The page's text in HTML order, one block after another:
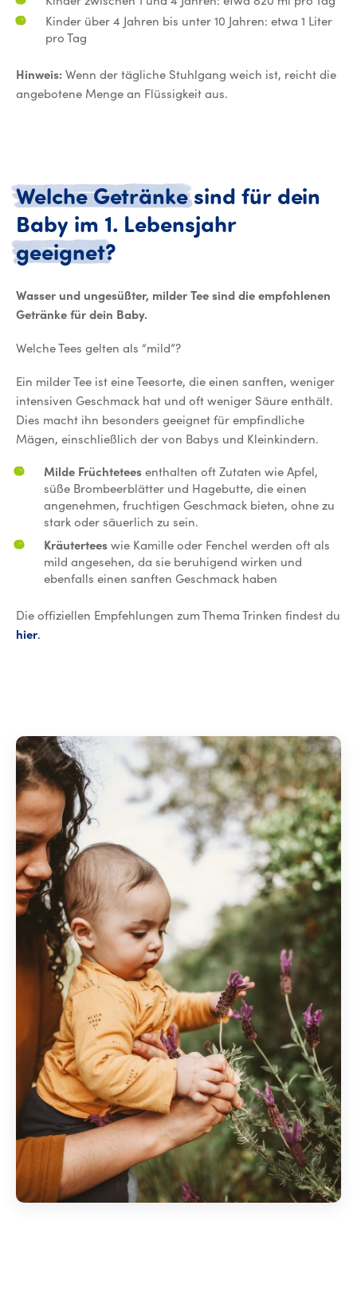
Kinder über 4 Jahren bis unter 10 Jahren: etwa 1 Liter
pro Tag
Hinweis: Wenn der tägliche Stuhlgang weich ist, reicht die
angebotene Menge an Flüssigkeit aus.
Welche Getränke sind für dein
Baby im 1. Lebensjahr
geeignet?Welche Getränke sind
Wasser und ungesüßter, milder Tee sind die empfohlenen
Getränke für dein Baby.
Welche Tees gelten als “mild”?
Ein milder Tee ist eine Teesorte, die einen sanften, weniger
intensiven Geschmack hat und oft weniger Säure enthält.
Dies macht ihn besonders geeignet für empfindliche
Mägen, einschließlich der von Babys und Kleinkindern.
Milde Früchtetees enthalten oft Zutaten wie Apfel,
süße Brombeerblätter und Hagebutte, die einen
angenehmen, fruchtigen Geschmack bieten, ohne zu
stark oder säuerlich zu sein.
Kräutertees wie Kamille oder Fenchel werden oft als
mild angesehen, da sie beruhigend wirken und
ebenfalls einen sanften Geschmack haben
Die offiziellen Empfehlungen zum Thema Trinken findest du
hier.